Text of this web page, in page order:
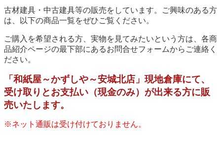
古材建具・中古建具等の販売をしています。ご興味のある方
は、以下の商品一覧をぜひご覧ください。
ご購入を希望される方、実物を見てみたいという方は、各商
品紹介ページの最下部にあるお問合せフォームからご連絡く
ださい。
「和紙屋～かずしや～安城北店」現地倉庫にて、
受け取りとお支払い（現金のみ）が出来る方に販
売いたします。
※ネット通販は受け付けておりません。